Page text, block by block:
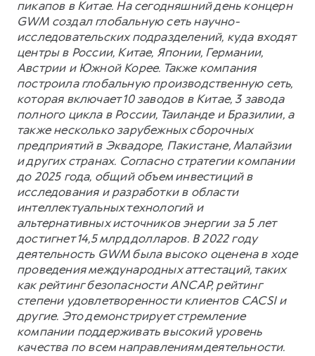
пикапов в Китае. На сегодняшний день концерн
GWM создал глобальную сеть научно-
исследовательских подразделений, куда входят
центры в России, Китае, Японии, Германии,
Австрии и Южной Корее. Также компания
построила глобальную производственную сеть,
которая включает 10 заводов в Китае, 3 завода
полного цикла в России, Таиланде и Бразилии, а
также несколько зарубежных сборочных
предприятий в Эквадоре, Пакистане, Малайзии
и других странах. Согласно стратегии компании
до 2025 года, общий объем инвестиций в
исследования и разработки в области
интеллектуальных технологий и
альтернативных источников энергии за 5 лет
достигнет 14,5 млрд долларов. В 2022 году
деятельность GWM была высоко оценена в ходе
проведения международных аттестаций, таких
как рейтинг безопасности ANCAP, рейтинг
степени удовлетворенности клиентов CACSI и
другие. Это демонстрирует стремление
компании поддерживать высокий уровень
качества по всем направлениям деятельности.